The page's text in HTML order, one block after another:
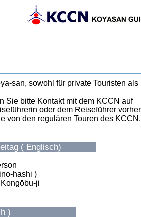
san, sowohl für private Touristen als
Sie bitte Kontakt mit dem KCCN auf
oder dem Reiseführer vorher
von den regulären Touren des KCCN.
( Englisch)
hashi )
ji
)